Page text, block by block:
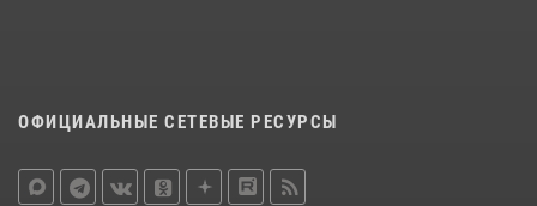
ОФИЦИАЛЬНЫЕ СЕТЕВЫЕ РЕСУРСЫ